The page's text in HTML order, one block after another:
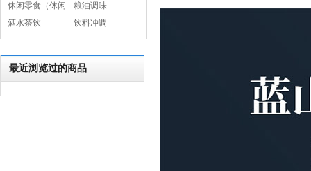
休闲零食（休闲
食品）
粮油调味
酒水茶饮
饮料冲调
最近浏览过的商品